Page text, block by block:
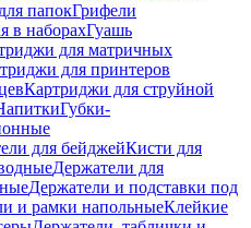
папокГрифели
в наборахГуашь
для матричных
для принтеров
Картриджи для струйной
Губки-
для бейджейКисти для
Держатели для
Держатели и подставки под
и рамки напольныеКлейкие